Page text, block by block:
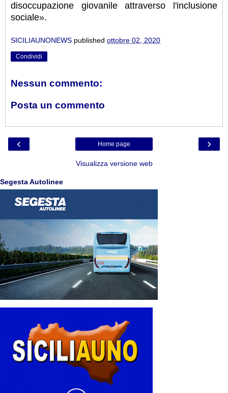
disoccupazione giovanile attraverso l'inclusione
sociale».
SICILIAUNONEWS published ottobre 02, 2020
Condividi
Nessun commento:
Posta un commento
‹ ›
Home page
Visualizza versione web
Segesta Autolinee